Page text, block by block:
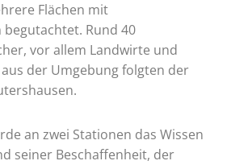
Flächen mit
Rund 40
vor allem Landwirte und
der Umgebung folgten der
an zwei Stationen das Wissen
seiner Beschaffenheit, der